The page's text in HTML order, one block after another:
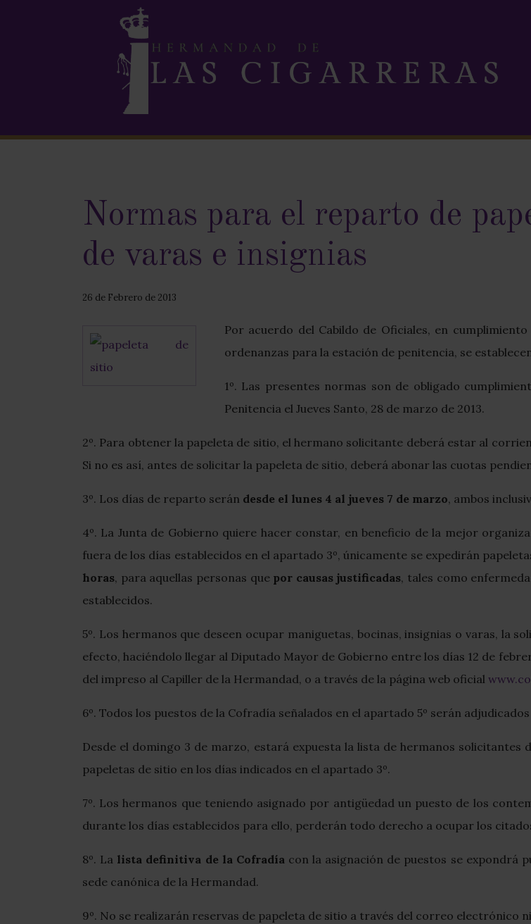
Normas para el reparto de
de varas e insignias
26 de Febrero de 2013
Por acuerdo del Cabildo de Oficiales, en
ordenanzas para la estación de penitencia, se
1º. Las presentes normas son de obligado
Penitencia el Jueves Santo, 28 de marzo de 2013.
2º. Para obtener la papeleta de sitio, el hermano solicitante deberá estar al
Si no es así, antes de solicitar la papeleta de sitio, deberá abonar las cuotas
3º. Los días de reparto serán desde el lunes 4 al jueves 7 de marzo, ambos
4º. La Junta de Gobierno quiere hacer constar, en beneficio de la mejor
fuera de los días establecidos en el apartado 3º, únicamente se expedirán
horas, para aquellas personas que por causas justificadas, tales como
establecidos.
5º. Los hermanos que deseen ocupar maniguetas, bocinas, insignias o varas, la
efecto, haciéndolo llegar al Diputado Mayor de Gobierno entre los días 12 de
del impreso al Capiller de la Hermandad, o a través de la página web oficial
6º. Todos los puestos de la Cofradía señalados en el apartado 5º serán
Desde el domingo 3 de marzo, estará expuesta la lista de hermanos solicitantes
papeletas de sitio en los días indicados en el apartado 3º.
7º. Los hermanos que teniendo asignado por antigüedad un puesto de los
durante los días establecidos para ello, perderán todo derecho a ocupar los
8º. La lista definitiva de la Cofradíacon la asignación de puestos se expondrá
sede canónica de la Hermandad.
9º. No se realizarán reservas de papeleta de sitio a través del correo electrónico